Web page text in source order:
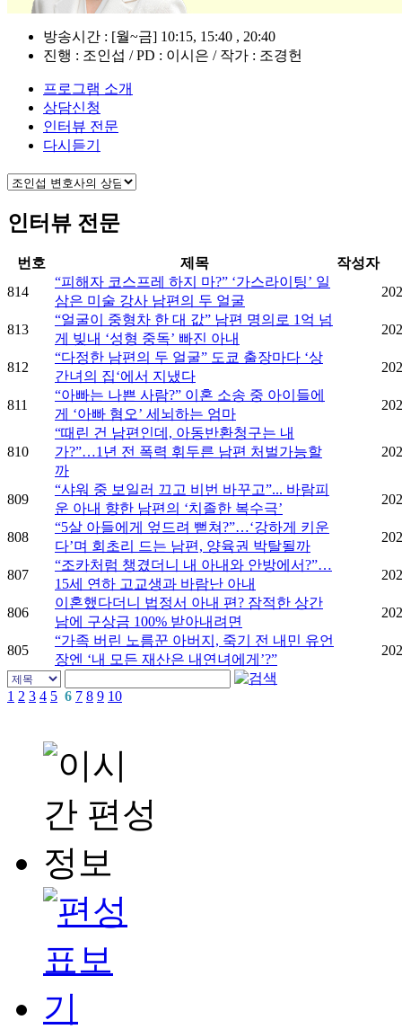
방송시간 : [월~금] 10:15, 15:40 , 20:40
진행 : 조인섭 / PD : 이시은 / 작가 : 조경헌
프로그램 소개
상담신청
인터뷰 전문
다시듣기
인터뷰 전문
번호 제목
작성자
814
“피해자 코스프레 하지 마?” ‘가스라이팅’ 일
삼은 미술 강사 남편의 두 얼굴
813
“얼굴이 중형차 한 대 값” 남편 명의로 1억 넘
게 빚내 ‘성형 중독’ 빠진 아내
812
“다정한 남편의 두 얼굴” 도쿄 출장마다 ‘상
간녀의 집‘에서 지냈다
811
“아빠는 나쁜 사람?” 이혼 소송 중 아이들에
게 ‘아빠 혐오’ 세뇌하는 엄마
810
“때린 건 남편인데, 아동반환청구는 내
가?”…1년 전 폭력 휘두른 남편 처벌가능할
까
809
“샤워 중 보일러 끄고 비번 바꾸고”... 바람피
운 아내 향한 남편의 ‘치졸한 복수극’
808
“5살 아들에게 엎드려 뻗쳐?”…‘강하게 키운
다’며 회초리 드는 남편, 양육권 박탈될까
807
“조카처럼 챙겼더니 내 아내와 안방에서?”…
15세 연하 고교생과 바람난 아내
806
이혼했다더니 법정서 아내 편? 잠적한 상간
남에 구상금 100% 받아내려면
805
“가족 버린 노름꾼 아버지, 죽기 전 내민 유언
장엔 ‘내 모든 재산은 내연녀에게’?”
1 2 3 4 5 6 7 8 9 10